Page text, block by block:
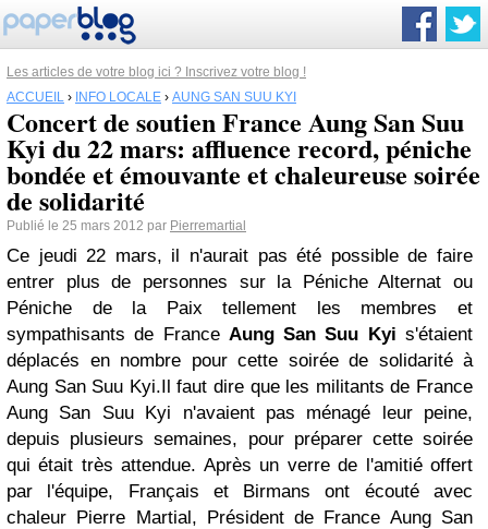
Les articles de votre blog ici ? Inscrivez votre blog !
ACCUEIL › INFO LOCALE › AUNG SAN SUU KYI
Concert de soutien France Aung San Suu
Kyi du 22 mars: affluence record, péniche
bondée et émouvante et chaleureuse soirée
de solidarité
Publié le 25 mars 2012 par Pierremartial
Ce jeudi 22 mars, il n'aurait pas été possible de faire
entrer plus de personnes sur la Péniche Alternat ou
Péniche de la Paix tellement les membres et
sympathisants de France Aung San Suu Kyi s'étaient
déplacés en nombre pour cette soirée de solidarité à
Aung San Suu Kyi.Il faut dire que les militants de France
Aung San Suu Kyi n'avaient pas ménagé leur peine,
depuis plusieurs semaines, pour préparer cette soirée
qui était très attendue. Après un verre de l'amitié offert
par l'équipe, Français et Birmans ont écouté avec
chaleur Pierre Martial, Président de France Aung San